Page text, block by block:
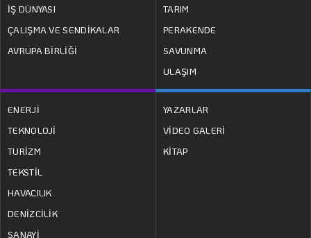
İŞ DÜNYASI
ÇALIŞMA VE SENDİKALAR
AVRUPA BİRLİĞİ
TARIM
PERAKENDE
SAVUNMA
ULAŞIM
ENERJİ
TEKNOLOJİ
TURİZM
TEKSTİL
HAVACILIK
DENİZCİLİK
SANAYİ
YAZARLAR
VİDEO GALERİ
KİTAP